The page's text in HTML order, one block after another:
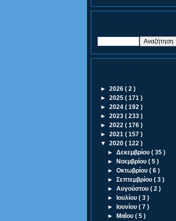
► 2026 ( 2 )
► 2025 ( 171 )
► 2024 ( 192 )
► 2023 ( 233 )
► 2022 ( 176 )
► 2021 ( 157 )
▼ 2020 ( 122 )
►Δεκεμβρίου( 35 )
►
Νοεμβρίου( 5 )
►Οκτωβρίου( 6 )
►Σεπτεμβρίου( 3 )
►Αυγούστου( 2 )
►
Ιουλίου( 3 )
►
Ιουνίου( 7 )
►
Μαΐου( 5 )